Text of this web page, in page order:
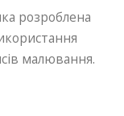
розроблена
малювання.